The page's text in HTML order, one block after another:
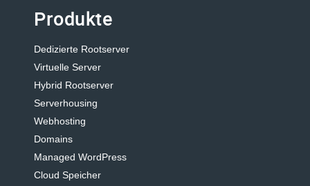
Produkte
Dedizierte Rootserver
Virtuelle Server
Hybrid Rootserver
Serverhousing
Webhosting
Domains
Managed WordPress
Cloud Speicher